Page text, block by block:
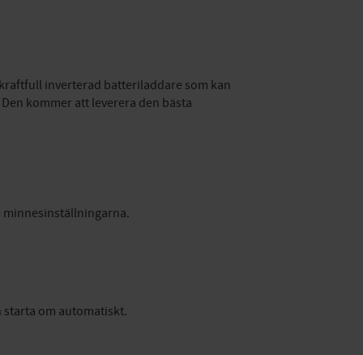
inverterad batteriladdare som kan
kommer att leverera den bästa
om automatiskt.